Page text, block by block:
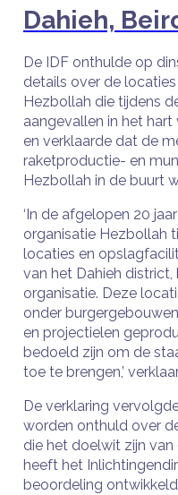
Dahieh,
De IDF onthulde op
details over de
Hezbollah die tijdens
aangevallen in het hart
en verklaarde dat de
raketproductie- en
Hezbollah in de buurt
‘In de afgelopen 20
organisatie Hezbollah
locaties en
van het Dahieh
organisatie. Deze
onder
en projectielen
bedoeld zijn om de
toe te brengen,’
De verklaring
worden onthuld over
die het doelwit zijn van
heeft het
beoordeling